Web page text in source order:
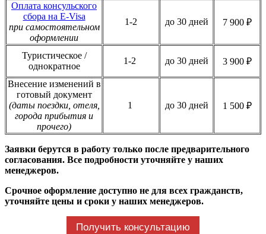
Оплата консульского
сбора на E-Visa
при самостоятельном
оформлении
1-2 до 30 дней 7 900 ₽
Туристическое /
однократное
1-2 до 30 дней 3 900 ₽
Внесение изменений в
готовый документ
(даты поездки, отеля,
города прибытия и
прочего)
1 до 30 дней 1 500 ₽
Заявки берутся в работу только после предварительного
согласования. Все подробности уточняйте у наших
менеджеров.
Срочное оформление доступно не для всех гражданств,
уточняйте цены и сроки у наших менеджеров.
Получить консультацию